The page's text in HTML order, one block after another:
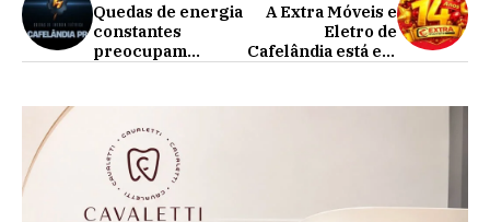
Quedas de energia
constantes
preocupam
A Extra Móveis e
Eletro de
Cafelândia está em